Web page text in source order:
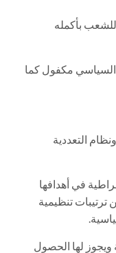
بأكمله
مكفول كما
التعددية
في أهدافها
ترتيبات تنظيمية
ويجوز لها الحصول